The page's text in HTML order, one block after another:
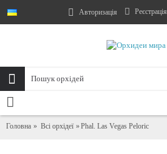
Авторизація Реєстрація
Головна Всі орхідеї Phal. Las Vegas Peloric